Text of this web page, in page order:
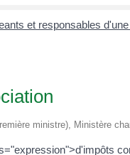
et responsables
ministre), Ministère